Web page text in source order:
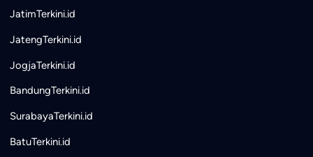
JatimTerkini.id
JatengTerkini.id
JogjaTerkini.id
BandungTerkini.id
SurabayaTerkini.id
BatuTerkini.id